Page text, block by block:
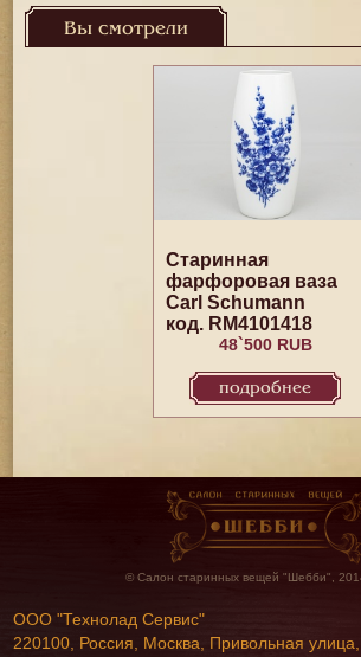
Вы смотрели
Старинная
фарфоровая ваза
Carl Schumann
код. RM4101418
48`500 RUB
подробнее
© Салон старинных вещей "Шебби",
ООО "Технолад Сервис"
220100, Россия, Москва, Привольная улица,